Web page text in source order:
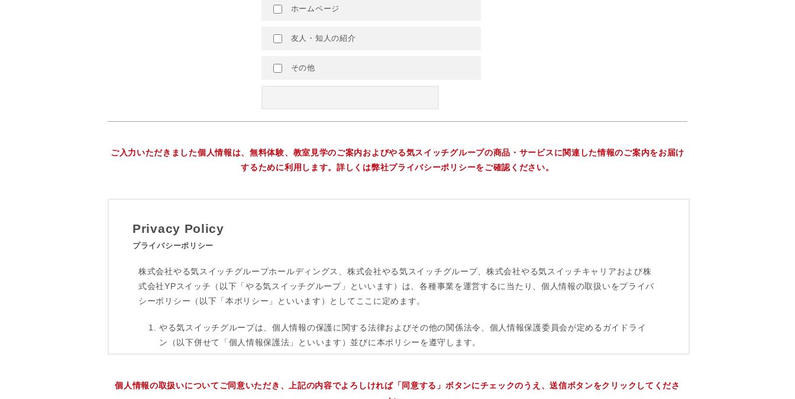
ホームページ
友人・知人の紹介
その他
ご入力いただきました個人情報は、無料体験、教室見学のご案内およびやる気スイッチグループの商品・サービスに関連した情報のご案内をお届け
するために利用します。詳しくは弊社プライバシーポリシーをご確認ください。
個人情報の取扱いについてご同意いただき、上記の内容でよろしければ「同意する」ボタンにチェックのうえ、送信ボタンをクリックしてくださ